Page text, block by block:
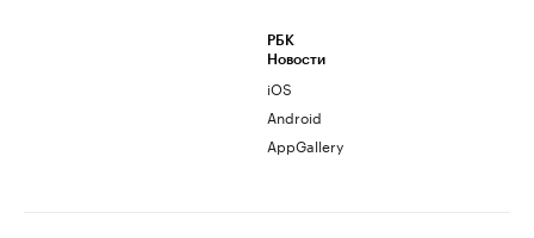
РБК
Новости
iOS
Android
AppGallery